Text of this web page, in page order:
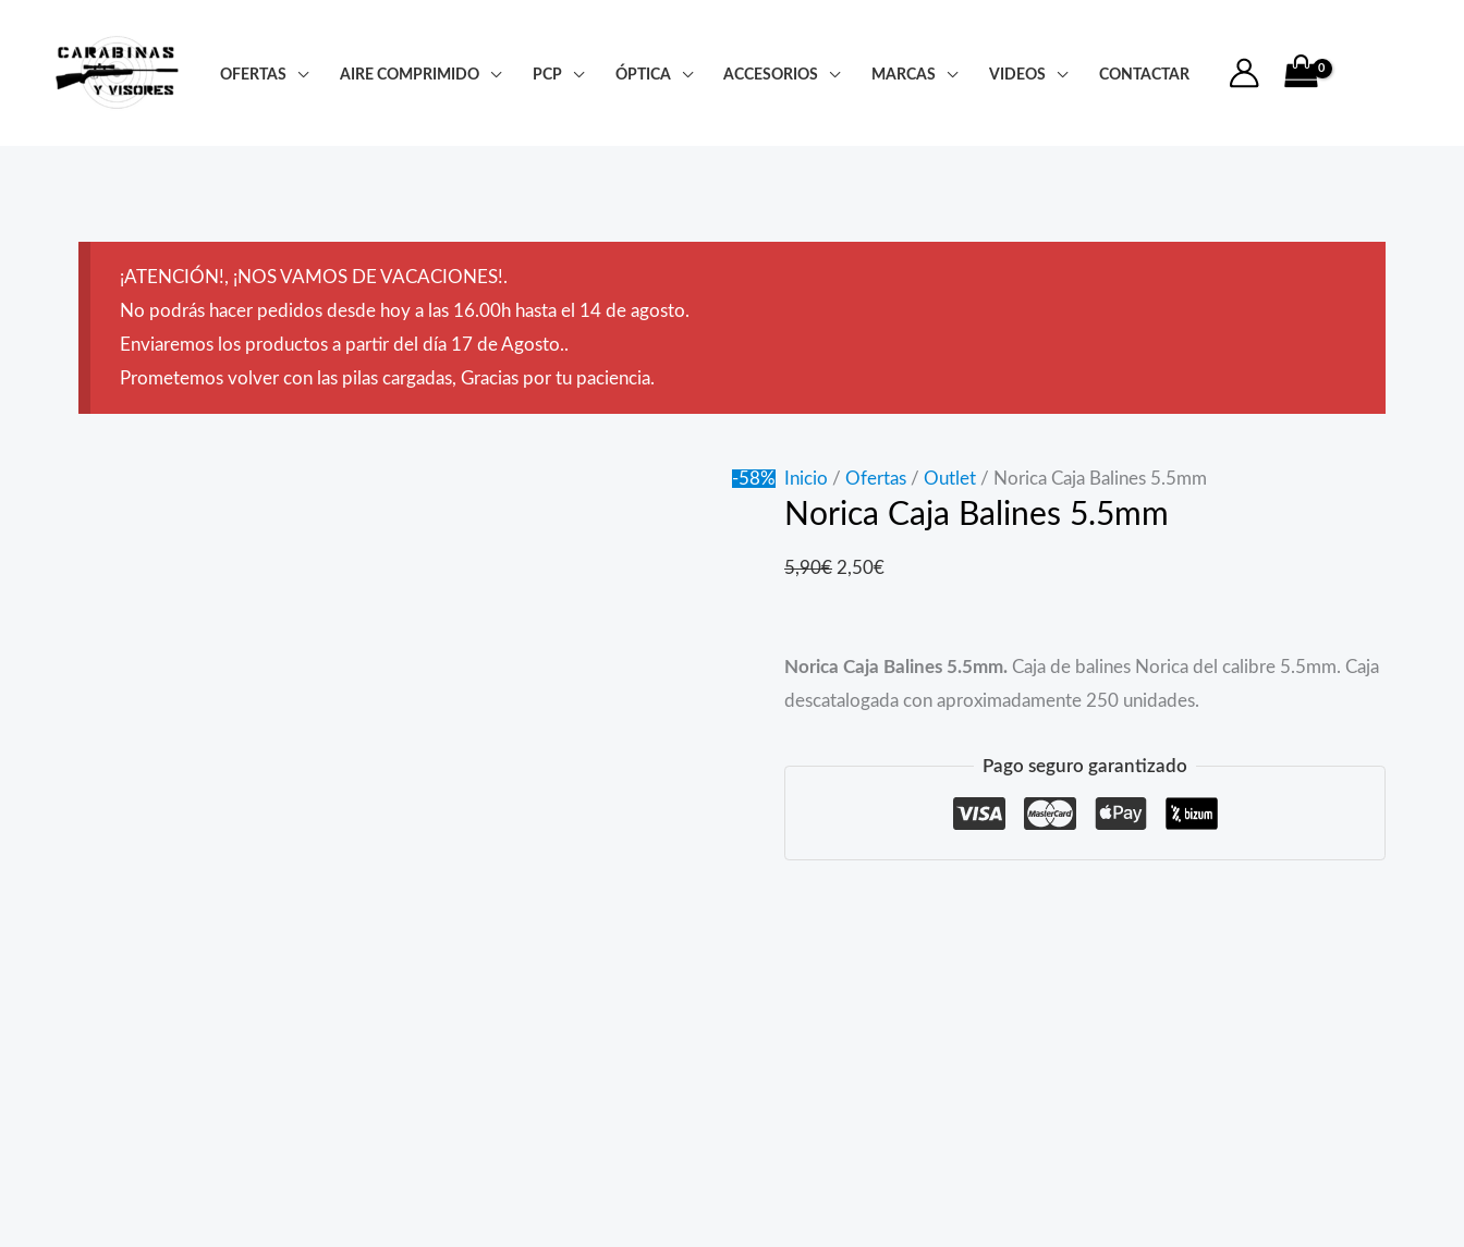
contenido
OFERTAS AIRE COMPRIMIDO PCP ÓPTICA ACCESORIOS MARCAS VIDEOS CONTACTAR
¡ATENCIÓN!, ¡NOS VAMOS DE VACACIONES!.
No podrás hacer pedidos desde hoy a las 16.00h hasta el 14 de agosto.
Enviaremos los productos a partir del día 17 de Agosto..
Prometemos volver con las pilas cargadas, Gracias por tu paciencia.
-58% Inicio / Ofertas / Outlet / Norica Caja Balines 5.5mm
Norica Caja Balines 5.5mm
5,90€ El
era:
5,90€.
2,50€El
es:
2,50€.
Norica Caja Balines 5.5mm. Caja de balines Norica del calibre 5.5mm. Caja
descatalogada con aproximadamente 250 unidades.
Pago seguro garantizado